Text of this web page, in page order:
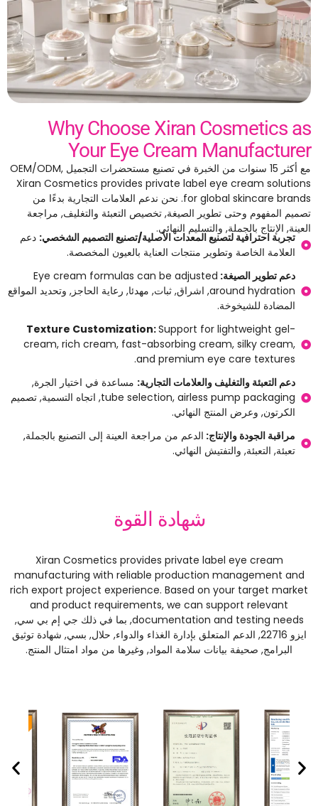
Why Choose Xiran Cosmetics as
Your Eye Cream Manufacturer
مع أكثر 15 سنوات من الخبرة في تصنيع مستحضرات التجميل OEM/ODM,
Xiran Cosmetics provides private label eye cream solutions
for global skincare brands. نحن ندعم العلامات التجارية بدءًا من
تصميم المفهوم وحتى تطوير الصيغة, تخصيص التعبئة والتغليف, مراجعة
العينة, الإنتاج بالجملة, والتسليم النهائي.
تجربة احترافية لتصنيع المعدات الأصلية/تصنيع التصميم الشخصي:دعم
العلامة الخاصة وتطوير منتجات العناية بالعيون المخصصة.
دعم تطوير الصيغة:Eye cream formulas can be adjusted
around hydration, اشراق, ثبات, مهدئا, رعاية الحاجز, وتحديد المواقع
المضادة للشيخوخة.
Texture Customization:Support for lightweight gel-
cream ,rich cream ,fast-absorbing cream ,silky cream
and premium eye care textures
.
دعم التعبئة والتغليف والعلامات التجارية:مساعدة في اختيار الجرة,
tube selection ,airless pump packaging
, اتجاه التسمية, تصميم
الكرتون, وعرض المنتج النهائي.
مراقبة الجودة والإنتاج:الدعم من مراجعة العينة إلى التصنيع بالجملة,
تعبئة, التعبئة, والتفتيش النهائي.
شهادة القوة
Xiran Cosmetics provides private label eye cream
manufacturing with reliable production management and
rich export project experience .Based on your target market
and product requirements ,we can support relevant
documentation and testing needs, بما في ذلك جي إم بي سي,
ايزو 22716, الدعم المتعلق بإدارة الغذاء والدواء, حلال, بسي, شهادة توثيق
البرامج, صحيفة بيانات سلامة المواد, وغيرها من مواد امتثال المنتج.